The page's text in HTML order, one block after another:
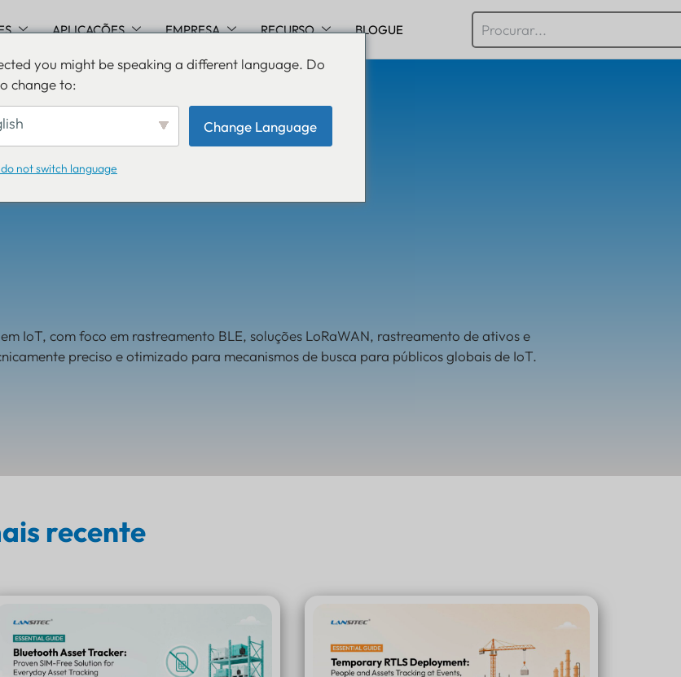
APLICAÇÕES EMPRESA RECURSO BLOGUE
IoT, com foco em rastreamento BLE, soluções LoRaWAN, rastreamento de ativos e
preciso e otimizado para mecanismos de busca para públicos globais de IoT.
recente
you might be speaking a different language. Do
change to:
Change Language
not switch language